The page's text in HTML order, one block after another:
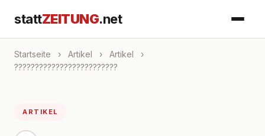
stattZEITUNG.net
Startseite › Artikel › Artikel
›
?????????????????????????
ARTIKEL